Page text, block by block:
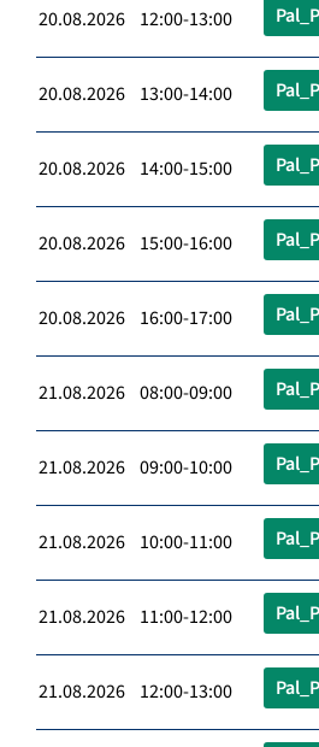
20.08.2026 12:00-13:00
20.08.2026 13:00-14:00
20.08.2026 14:00-15:00
20.08.2026 15:00-16:00
20.08.2026 16:00-17:00
21.08.2026 08:00-09:00
21.08.2026 09:00-10:00
21.08.2026 10:00-11:00
21.08.2026 11:00-12:00
21.08.2026 12:00-13:00